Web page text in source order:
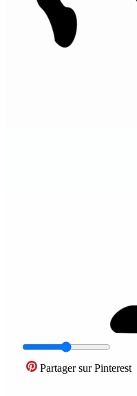
Partager sur Pinterest